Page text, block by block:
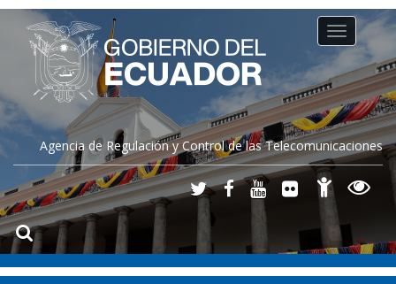
Agencia de Regulación y Control de las Telecomunicaciones
Toggle
navigation